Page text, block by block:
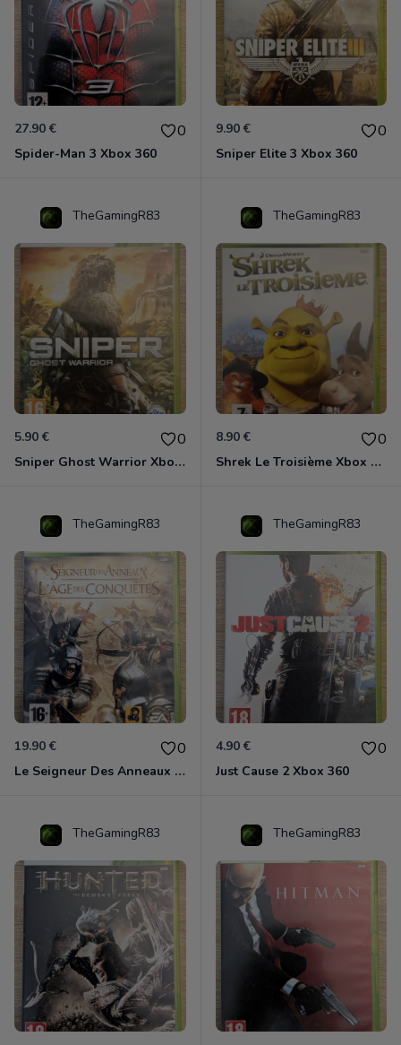
27.90 € 0
Spider-Man 3 Xbox 360
9.90 € 0
Sniper Elite 3 Xbox 360
TheGamingR83
5.90 € 0
Sniper Ghost Warrior Xbox 360
TheGamingR83
8.90 € 0
Shrek Le Troisième Xbox 360
TheGamingR83
19.90 € 0
Le Seigneur Des Anneaux - L'âge Des Conquêtes Xbox 360
TheGamingR83
4.90 € 0
Just Cause 2 Xbox 360
TheGamingR83 TheGamingR83